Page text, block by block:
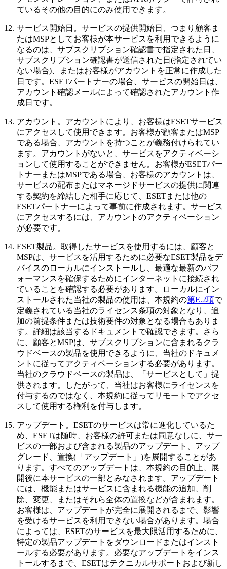
ているその他の目的にのみ使用できます。
12. サービス開始日。 サービスの提供開始日、つまり顧客ま
たはMSPとしてお客様が本サービスを利用できるように
なるのは、サブスクリプション確認書で指定された日、
サブスクリプション確認書が送信された日(指定されてい
ない場合)、またはお客様がアカウントを正常に作成した
日です。ESETパートナーの場合、サービスの開始日は、
アカウント確認メールによって確認されたアカウント作
成日です。
13. アカウント。 アカウントにより、お客様はESETサービス
にアクセスして使用できます。お客様が顧客またはMSP
である場合、アカウントを持つことが義務付けられてい
ます。アカウントがないと、サービスをアクティベーシ
ョンして使用することができません。お客様がESETパー
トナーまたはMSPである場合、お客様のアカウントは、
サービスの配布またはマネージドサービスの提供に関連
する契約を締結した相手に応じて、ESETまたは他の
ESETパートナーによって事前に作成されます。サービス
にアクセスするには、アカウントのアクティベーション
が必要です。
14. ESET製品。 取得したサービスを使用するには、顧客と
MSPは、サービスを活用するために必要なESET製品をデ
バイスのローカルにインストールし、最適な最新のパフ
ォーマンスを確保するためにインターネットに接続され
ていることを確認する必要があります。ローカルにイン
ストールされた当社の製品の使用は、本規約の第E.2項で
定義されている当社のライセンス条項の対象となり、追
加の前提条件または技術要件の対象となる場合もありま
す。詳細は該当するドキュメントで確認できます。さら
に、顧客とMSPは、サブスクリプションに含まれるクラ
ウドベースの製品を使用できるように、当社のドキュメ
ントに従ってアクティベーションする必要があります。
当社のクラウドベースの製品は、「サービスとして」提
供されます。したがって、当社はお客様にライセンスを
付与するのではなく、本規約に従ってリモートでアクセ
スして使用する権利を付与します。
15. アップデート。 ESETのサービスは常に進化しているた
め、ESETは随時、お客様の許可または同意なしに、サー
ビスの一部および含まれる製品のアップデート、アップ
グレード、置換(「アップデート」)を展開することがあ
ります。すべてのアップデートは、本規約の目的上、展
開後に本サービスの一部とみなされます。アップデート
には、機能またはサービスに含まれる機能の追加、削
除、変更、またはそれら全体の置換などが含まれます。
お客様は、アップデートが完全に展開されるまで、影響
を受けるサービスを利用できない場合があります。場合
によっては、ESETのサービスを最大限活用するために、
特定の製品アップデートをダウンロードまたはインスト
ールする必要があります。必要なアップデートをインス
トールするまで、ESETはテクニカルサポートおよび新し